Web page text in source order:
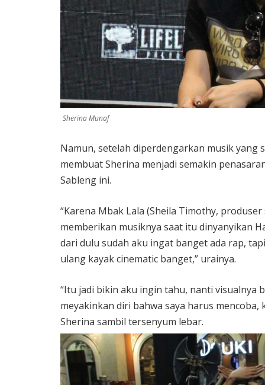
Sherina Munaf
Namun, setelah diperdengarkan musik yang
membuat Sherina menjadi semakin
Sableng ini.
“Karena Mbak Lala (Sheila Timothy,
memberikan musiknya saat itu dinyanyikan
dari dulu sudah aku ingat banget ada rap,
ulang kayak cinematic banget,” urainya.
“Itu jadi bikin aku ingin tahu, nanti visualnya
meyakinkan diri bahwa saya harus
Sherina sambil tersenyum lebar.